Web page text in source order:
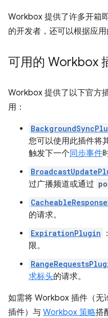
Workbox 提供了许多开箱
的开发者，还可以根据应用
可用的 Workbox
Workbox 提供了以下官方
用：
您可以使用此插件将
触发下一个同步事件
过广播频道或通过
的请求。
ExpirationPlugin
限。
求标头的请求。
如需将 Workbox 插件（无
插件）与 Workbox 策略搭